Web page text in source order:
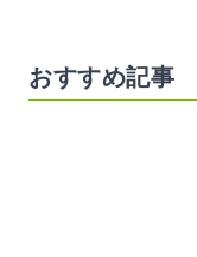
おすすめ記事